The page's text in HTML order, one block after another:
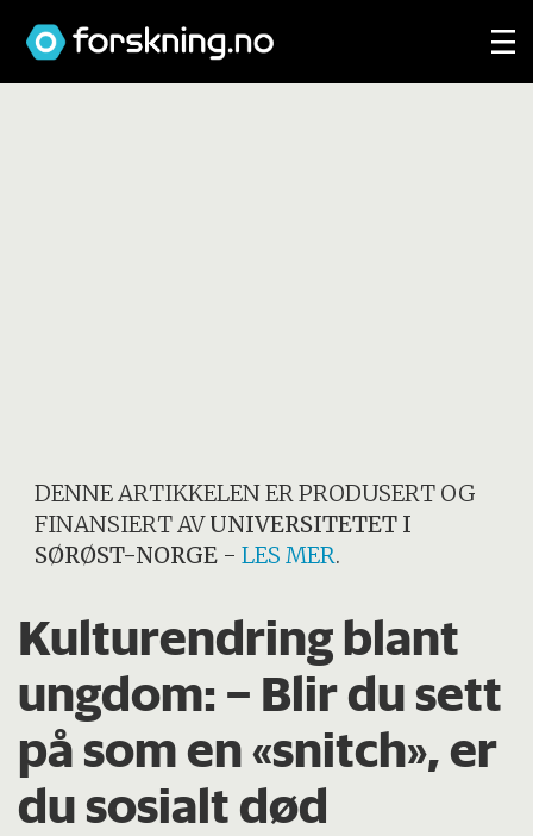
DENNE ARTIKKELEN ER PRODUSERT OG
FINANSIERT AVUNIVERSITETET I
SØRØST-NORGE -LES MER.
Kulturendring blant
ungdom: – Blir du sett
på som en «snitch», er
du sosialt død